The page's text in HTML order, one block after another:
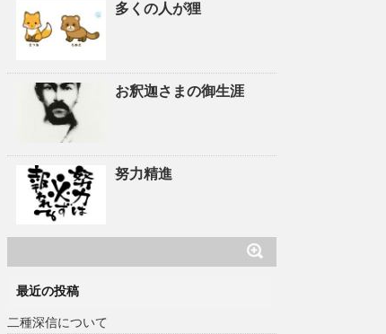
多くの人が狸
お釈迦さまの御生涯
努力精進
最近の投稿
二種深信について